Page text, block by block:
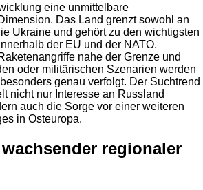
eine unmittelbare
Das Land grenzt sowohl an
Ukraine und gehört zu den wichtigsten
der EU und der NATO.
nahe der Grenze und
oder militärischen Szenarien werden
genau verfolgt. Der Suchtrend
nicht nur Interesse an Russland
auch die Sorge vor einer weiteren
in Osteuropa.
regionaler